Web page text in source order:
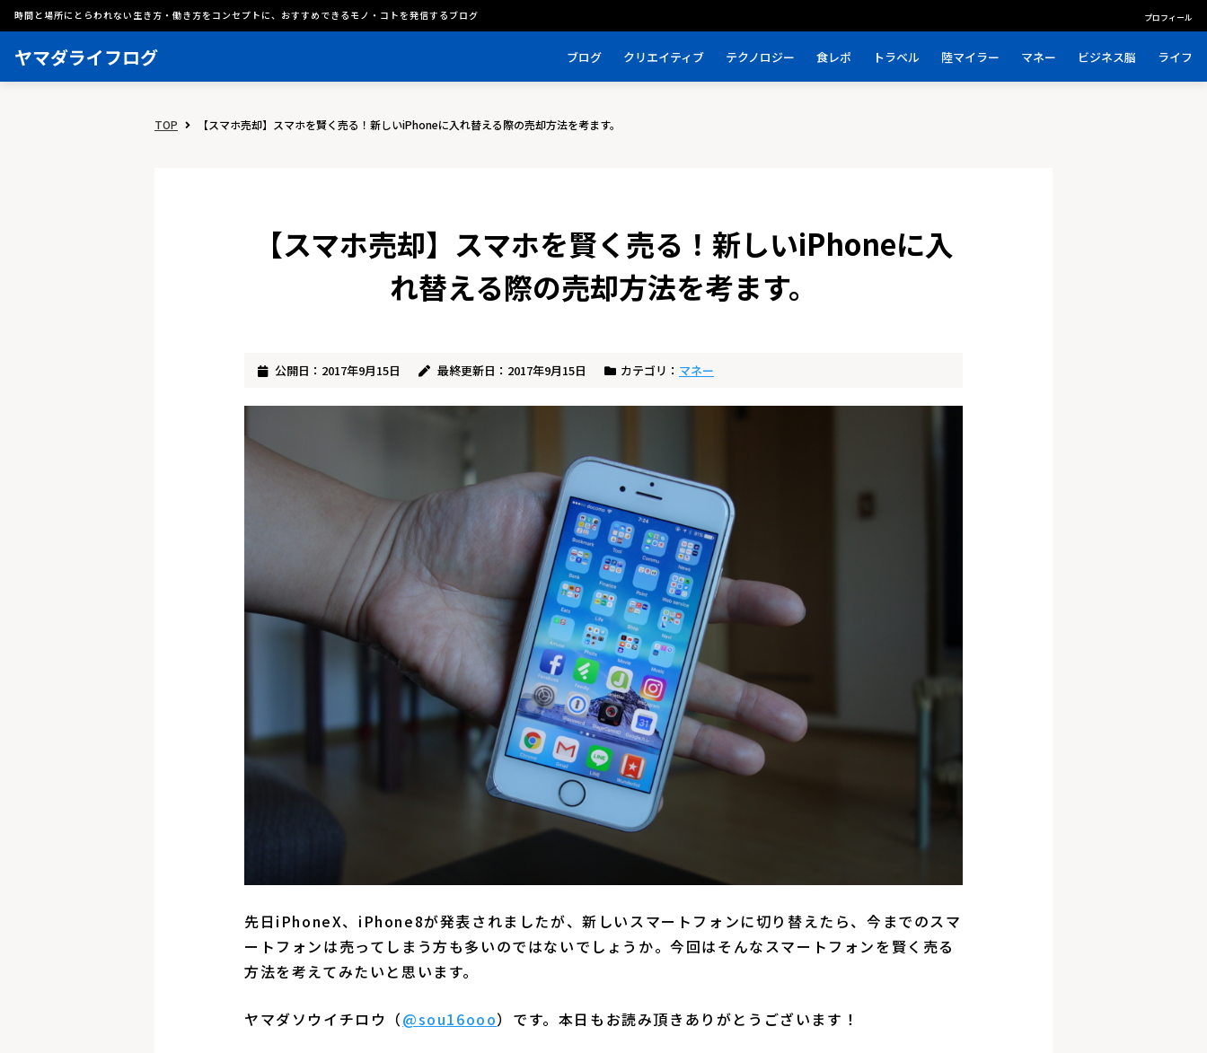
時間と場所にとらわれない生き方・働き方をコンセプトに、おすすめできるモノ・コトを発信するブログ プロフィール
ヤマダライフログ ブログ クリエイティブ テクノロジー 食レポ トラベル 陸マイラー マネー ビジネス脳 ライフ
TOP 【スマホ売却】スマホを賢く売る！新しいiPhoneに入れ替える際の売却方法を考ます。
【スマホ売却】スマホを賢く売る！新しいiPhoneに入
れ替える際の売却方法を考ます。
公開日：2017年9月15日 最終更新日：2017年9月15日 カテゴリ： マネー
先日iPhoneX、iPhone8が発表されましたが、新しいスマートフォンに切り替えたら、今までのスマ
ートフォンは売ってしまう方も多いのではないでしょうか。今回はそんなスマートフォンを賢く売る
方法を考えてみたいと思います。
ヤマダソウイチロウ（@sou16ooo）です。本日もお読み頂きありがとうございます！